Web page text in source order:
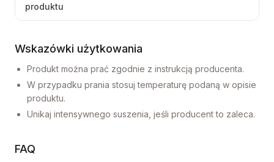
produktu
Wskazówki użytkowania
Produkt można prać zgodnie z instrukcją producenta.
W przypadku prania stosuj temperaturę podaną w opisie
produktu.
Unikaj intensywnego suszenia, jeśli producent to zaleca.
FAQ